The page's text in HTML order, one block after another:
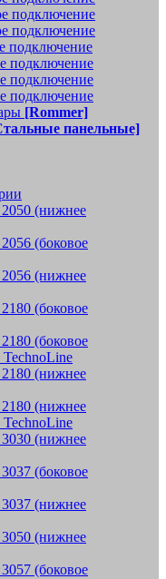
подключение
подключение
подключение
подключение
подключение
подключение
[Rommer]
панельные]
2050 (нижнее
(боковое
2056 (нижнее
(боковое
(боковое
2180 (нижнее
2180 (нижнее
3030 (нижнее
(боковое
3037 (нижнее
3050 (нижнее
(боковое